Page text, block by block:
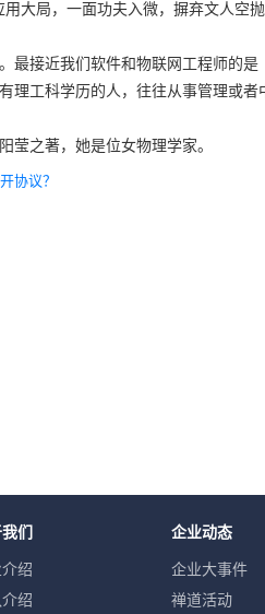
大局，一面功夫入微，摒弃文人空
最接近我们软件和物联网工程师的是
理工科学历的人，往往从事管理或
之著，她是位女物理学家。
协议？
们
绍
介绍
企业动态
企业大事件
禅道活动